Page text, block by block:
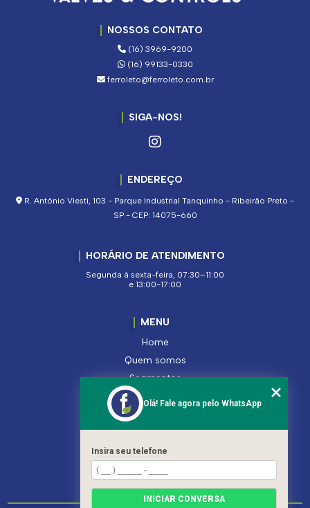
NOSSOS CONTATO
(16) 3969-9200
(16) 99133-0330
ferroleto@ferroleto.com.br
SIGA-NOS!
ENDEREÇO
R. Antônio Viesti, 103 - Parque Industrial Tanquinho - Ribeirão Preto -
SP - CEP: 14075-660
HORÁRIO DE ATENDIMENTO
Segunda à sexta-feira, 07:30–11:00
e 13:00-17:00
MENU
Home
Quem somos
Segmentos
Serviços
Produtos
Contato
Categorias
Mapa do site
Olá! Fale agora pelo WhatsApp
Insira seu telefone
INICIAR CONVERSA